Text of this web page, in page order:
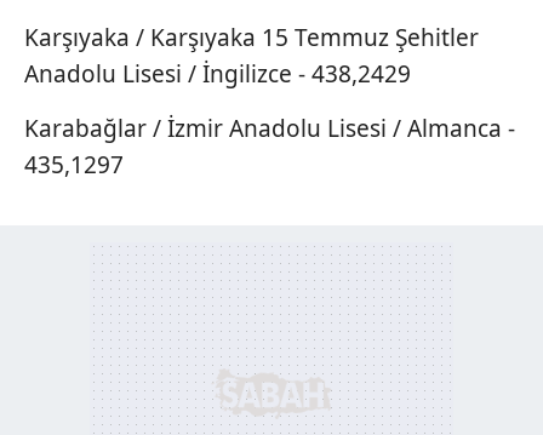
Karşıyaka / Karşıyaka 15 Temmuz Şehitler
Anadolu Lisesi / İngilizce - 438,2429
Karabağlar / İzmir Anadolu Lisesi / Almanca -
435,1297